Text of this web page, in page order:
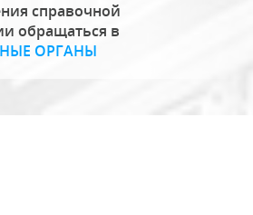
справочной
обращаться в
ОРГАНЫ